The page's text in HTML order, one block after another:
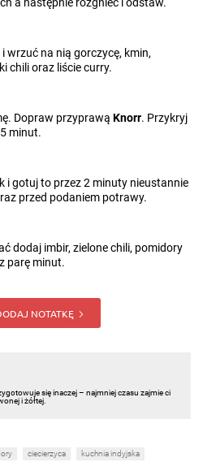
wrzuć na nią gorczycę, kmin,
chili oraz liście curry.
Dopraw przyprawą Knorr. Przykryj
minut.
i gotuj to przez 2 minuty nieustannie
przed podaniem potrawy.
dodaj imbir, zielone chili, pomidory
parę minut.
NOTATKĘ
się inaczej – najmniej czasu zajmie ci
i żółtej.
ciecierzyca
kuchnia indyjska